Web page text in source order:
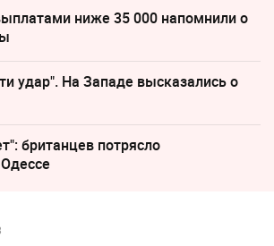
ниже 35 000 напомнили о
удар". На Западе высказались о
британцев потрясло